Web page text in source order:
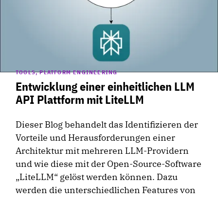
TOOLS, PLATFORM ENGINEERING
Entwicklung einer einheitlichen LLM
API Plattform mit LiteLLM
Dieser Blog behandelt das Identifizieren der
Vorteile und Herausforderungen einer
Architektur mit mehreren LLM-Providern
und wie diese mit der Open-Source-Software
„LiteLLM“ gelöst werden können. Dazu
werden die unterschiedlichen Features von